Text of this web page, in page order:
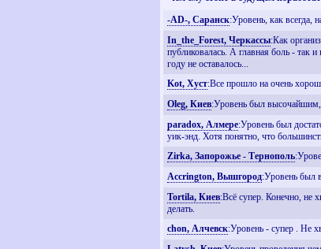
-AD-, Саранск:Уровень, как всегда,
In_the_Forest, Черкассы:Как
публиковалась. А главная боль - так
году не оставалось...
Kot, Хуст:Все прошло на очень
Oleg, Киев:Уровень был высочайшим,
paradox, Алмере:Уровень был
уик-энд. Хотя понятно, что
Zirka, Запорожье - Тернополь
Accrington, Вышгород:Уровень был
Tortila, Киев:Всё супер. Конечно, не
делать.
chon, Алчевск:Уровень - супер . Не